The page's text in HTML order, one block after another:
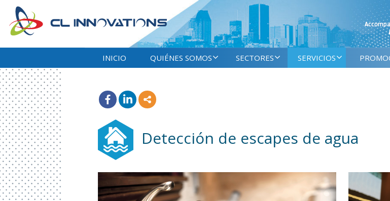
INICIO QUIÉNES SOMOS SECTORES SERVICIOS
Detección de escapes de agua